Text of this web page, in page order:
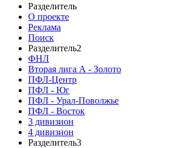
Разделитель
О проекте
Реклама
Поиск
Разделитель2
ФНЛ
Вторая лига А - Золото
ПФЛ-Центр
ПФЛ - Юг
ПФЛ - Урал-Поволжье
ПФЛ - Восток
3 дивизион
4 дивизион
Разделитель3